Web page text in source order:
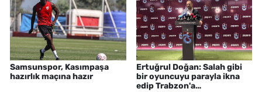
Samsunspor, Kasımpaşa
hazırlık maçına hazır
Ertuğrul Doğan: Salah gibi
bir oyuncuyu parayla ikna
edip Trabzon'a